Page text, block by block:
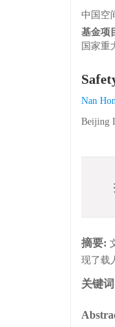
中国空
基金项
国家重
Nan
Beijing
摘要:
现了载
关键